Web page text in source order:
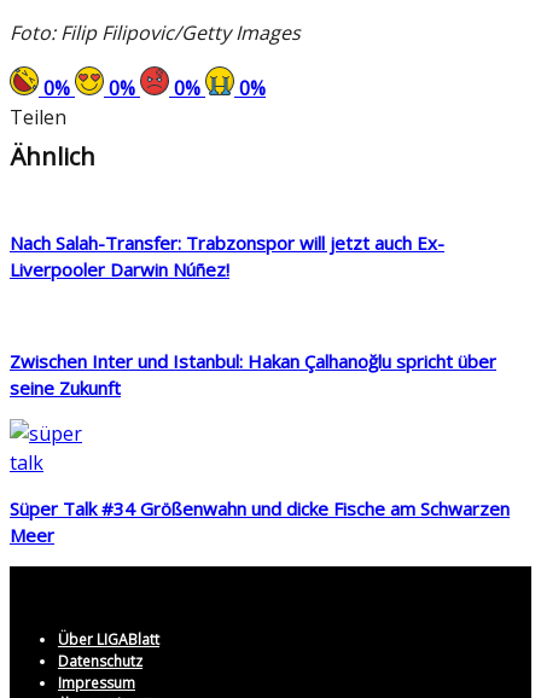
Foto: Filip Filipovic/Getty Images
0% 0% 0% 0%
Teilen
Ähnlich
Nach Salah-Transfer: Trabzonspor will jetzt auch Ex-
Liverpooler Darwin Núñez!
Zwischen Inter und Istanbul: Hakan Çalhanoğlu spricht über
seine Zukunft
Süper Talk #34 Größenwahn und dicke Fische am Schwarzen
Meer
Über LIGABlatt
Datenschutz
Impressum